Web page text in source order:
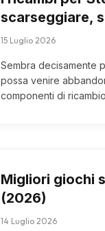
scarseggiare,
15 Luglio 2026
Sembra decisamente
possa venire
componenti di
Migliori giochi
(2026)
14 Luglio 2026